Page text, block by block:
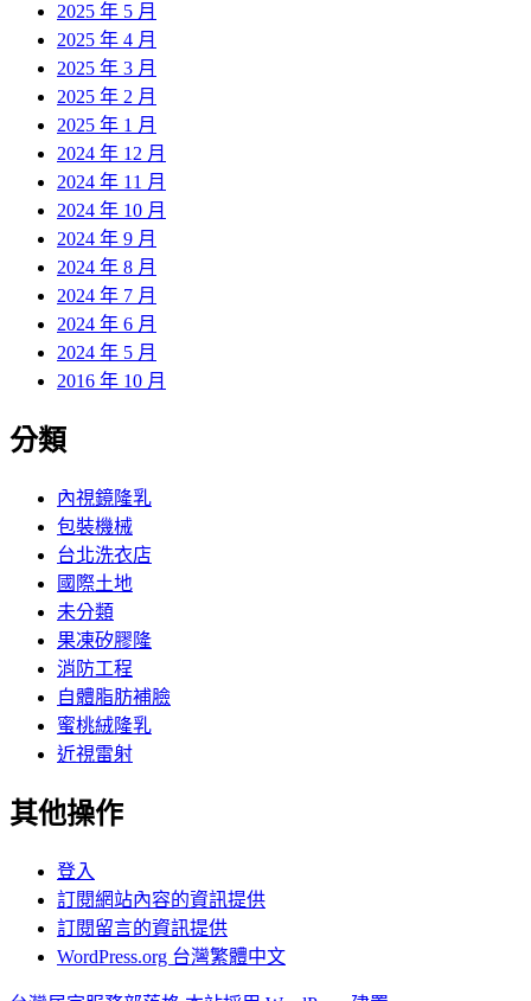
2025 年 5 月
2025 年 4 月
2025 年 3 月
2025 年 2 月
2025 年 1 月
2024 年 12 月
2024 年 11 月
2024 年 10 月
2024 年 9 月
2024 年 8 月
2024 年 7 月
2024 年 6 月
2024 年 5 月
2016 年 10 月
分類
內視鏡隆乳
包裝機械
台北洗衣店
國際土地
未分類
果凍矽膠隆
消防工程
自體脂肪補臉
蜜桃絨隆乳
近視雷射
其他操作
登入
訂閱網站內容的資訊提供
訂閱留言的資訊提供
WordPress.org 台灣繁體中文